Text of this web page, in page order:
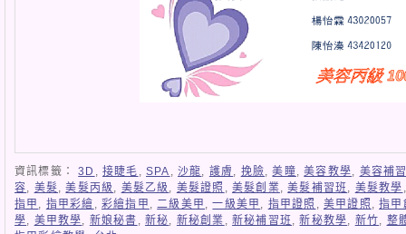
資訊標籤： 3D ,接睫毛 ,SPA ,沙龍, 護膚 , 挽臉,美瞳,美容教學, 美容補
容, 美髮,美髮丙級 , 美髮乙級 , 美髮證照 ,美髮創業,美髮補習班 , 美髮教學
指甲 , 指甲彩繪 ,彩繪指甲 ,二級美甲 ,一級美甲 , 指甲證照 , 美甲證照 ,指甲
學, 美甲教學, 新娘秘書 ,新秘, 新秘創業 ,新秘補習班 ,新秘教學, 新竹, 整